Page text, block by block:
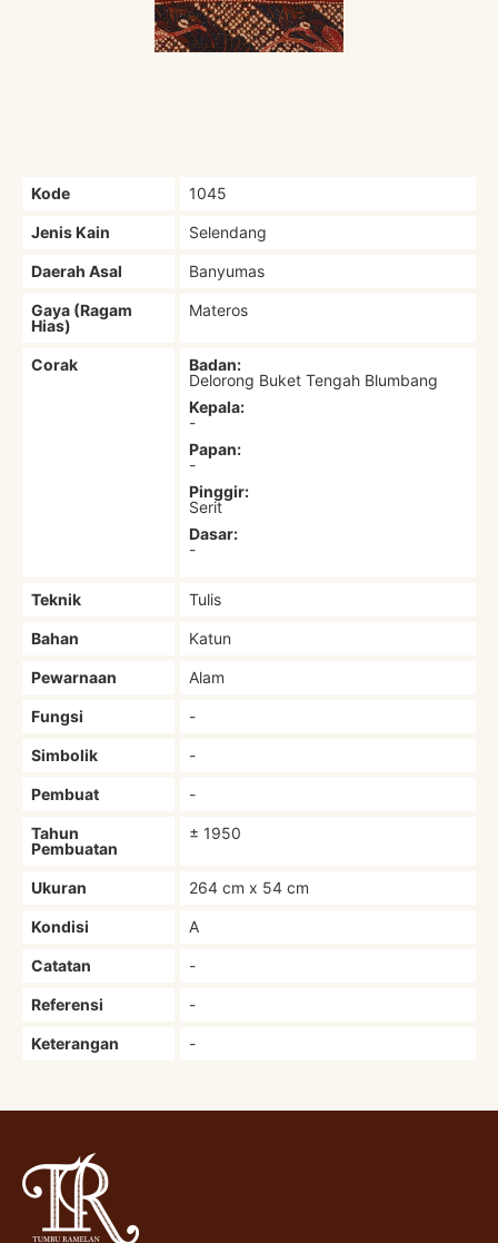
Kode 1045
Jenis Kain Selendang
Daerah Asal Banyumas
Gaya (Ragam
Hias)
Materos
Corak
Badan:
Delorong Buket Tengah Blumbang
Kepala:
-
Papan:
-
Pinggir:
Serit
Dasar:
-
Teknik Tulis
Bahan Katun
Pewarnaan Alam
Fungsi -
Simbolik -
Pembuat -
Tahun
Pembuatan
± 1950
Ukuran 264 cm x 54 cm
Kondisi A
Catatan -
Referensi -
Keterangan -